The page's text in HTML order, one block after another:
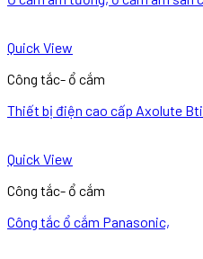
Quick View
Công tắc- ổ cắm
Thiết bị điện cao cấp Axolute
Quick View
Công tắc- ổ cắm
Công tắc ổ cắm Panasonic,